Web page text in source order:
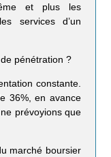
et plus les
services d’un
pénétration ?
constante.
36%, en avance
prévoyions que
marché boursier